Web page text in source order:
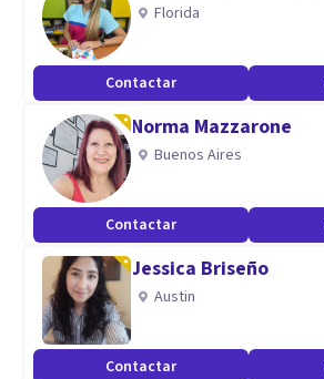
Florida
Contactar
Norma Mazzarone
Buenos Aires
Contactar
Jessica Briseño
Austin
Contactar